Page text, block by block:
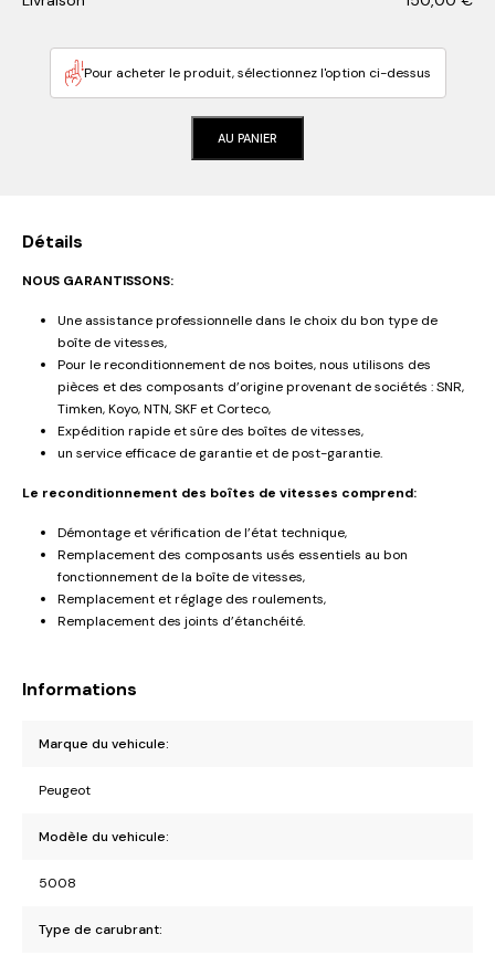
Pour acheter le produit, sélectionnez l'option ci-dessus
AU PANIER
Détails
NOUS GARANTISSONS:
Une assistance professionnelle dans le choix du bon type de
boîte de vitesses,
Pour le reconditionnement de nos boites, nous utilisons des
pièces et des composants d’origine provenant de sociétés : SNR,
Timken, Koyo, NTN, SKF et Corteco,
Expédition rapide et sûre des boîtes de vitesses,
un service efficace de garantie et de post-garantie.
Le reconditionnement des boîtes de vitesses comprend:
Démontage et vérification de l’état technique,
Remplacement des composants usés essentiels au bon
fonctionnement de la boîte de vitesses,
Remplacement et réglage des roulements,
Remplacement des joints d’étanchéité.
Informations
Marque du vehicule:
Peugeot
Modèle du vehicule:
5008
Type de carubrant: